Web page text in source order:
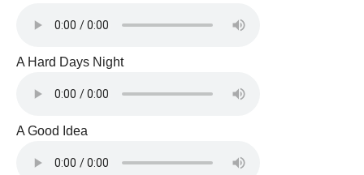
A Hard Days Night
A Good Idea